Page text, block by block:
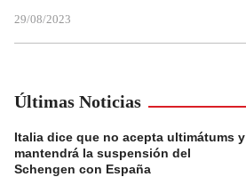
29/08/2023
Últimas Noticias
Italia dice que no acepta ultimátums y
mantendrá la suspensión del
Schengen con España